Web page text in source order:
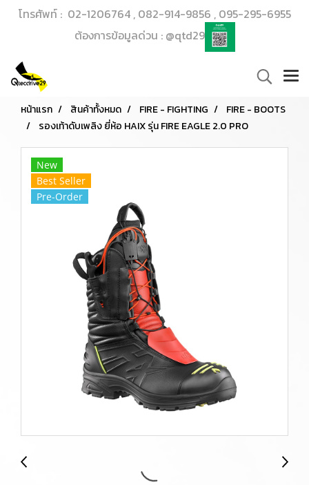
โทรศัพท์ : 02-1206764 , 082-914-9856 , 095-295-6955
ต้องการข้อมูลด่วน : @qtd29
หน้าแรก สินค้าทั้งหมด FIRE - FIGHTING
FIRE - BOOTS
รองเท้าดับเพลิง ยี่ห้อ HAIX รุ่น FIRE EAGLE 2.0 PRO
New
Best Seller
Pre-Order